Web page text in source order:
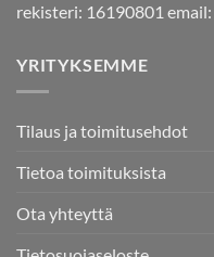
rekisteri: 16190801 email:
YRITYKSEMME
Tilaus ja toimitusehdot
Tietoa toimituksista
Ota yhteyttä